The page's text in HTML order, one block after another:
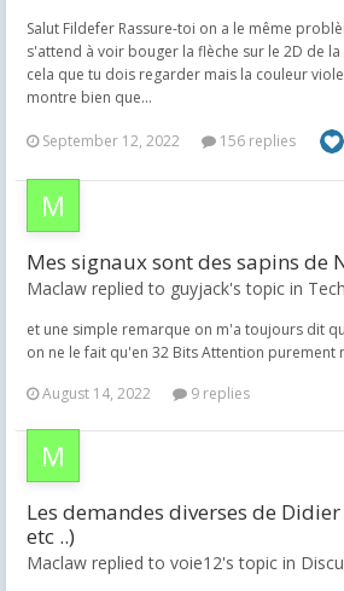
Salut Fildefer Rassure-toi on a le même
s'attend à voir bouger la flèche sur le 2D de la
cela que tu dois regarder mais la couleur
montre bien que...
September 12, 2022 156 replies
Mes signaux sont des sapins de
Maclaw replied to guyjack's topic in
et une simple remarque on m'a toujours dit
on ne le fait qu'en 32 Bits Attention purement
August 14, 2022
9 replies
Les demandes diverses de
etc ..)
Maclaw replied to voie12's topic in